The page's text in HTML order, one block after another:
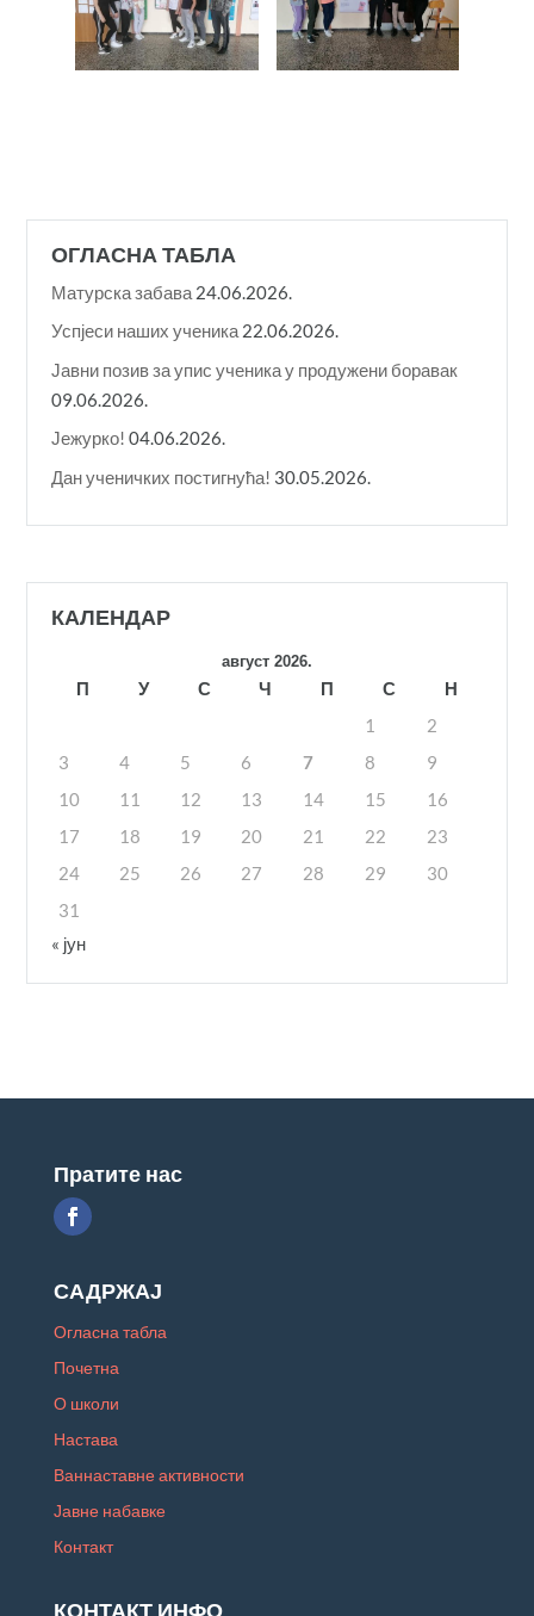
ОГЛАСНА ТАБЛА
Матурска забава 24.06.2026.
Успјеси наших ученика 22.06.2026.
Јавни позив за упис ученика у продужени боравак
09.06.2026.
Јежурко! 04.06.2026.
Дан ученичких постигнућа! 30.05.2026.
КАЛЕНДАР
август 2026.
П У С Ч П С
Н
1
2
3
4 5 6 7 8
9
10
11 12 13 14 15
16
17
18 19 20 21 22
23
24
25 26 27 28 29
30
31
« јун
Пратите нас
САДРЖАЈ
Огласна табла
Почетна
О школи
Настава
Ваннаставне активности
Јавне набавке
Контакт